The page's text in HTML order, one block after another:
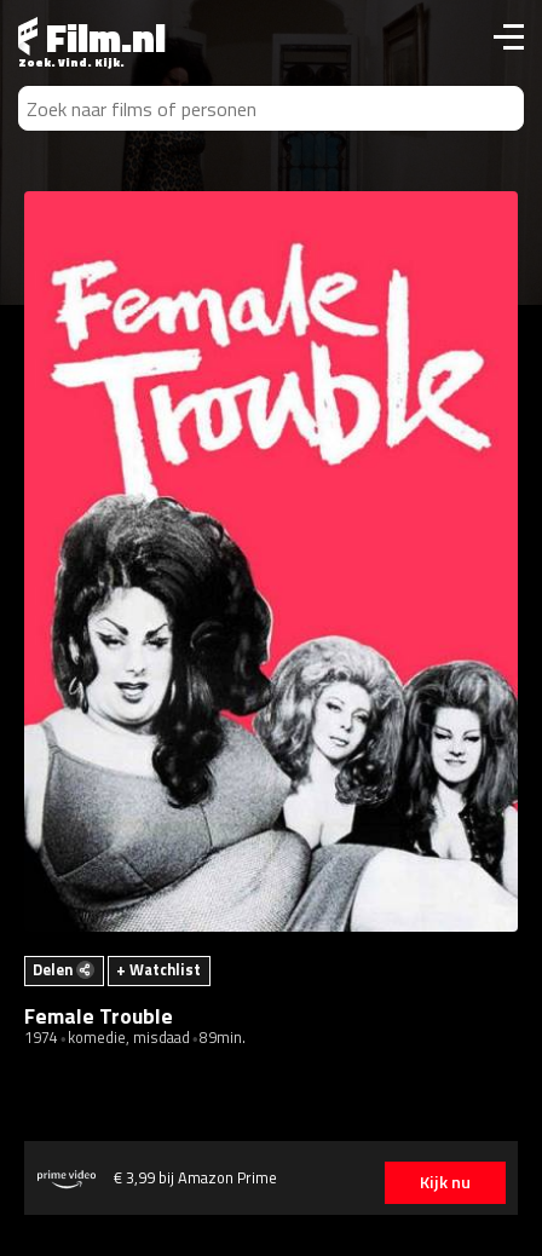
Film.nl
Zoek. Vind. Kijk.
Delen + Watchlist
Female Trouble
1974 komedie, misdaad 89min.
Kijk nu
€ 3,99 bij Amazon Prime